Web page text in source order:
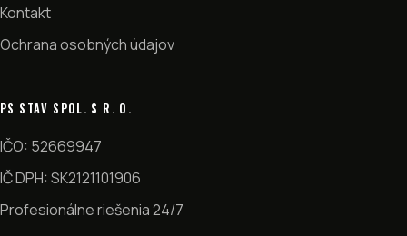
Kontakt
Ochrana osobných údajov
PS STAV SPOL. S R. O.
IČO: 52669947
IČ DPH: SK2121101906
Profesionálne riešenia 24/7